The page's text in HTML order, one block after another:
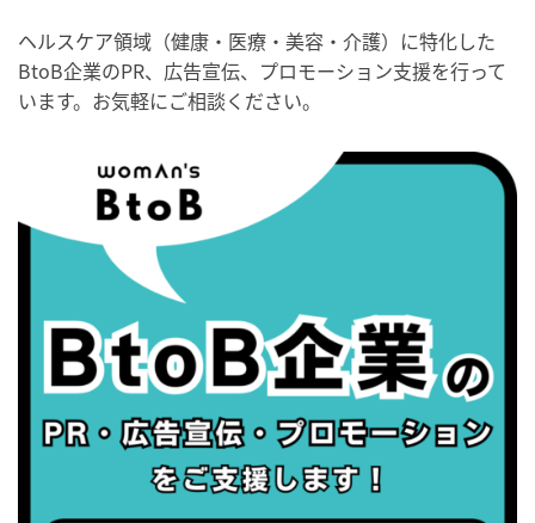
・健康増進普及月間
・歯ヂカラ探究月間
・秋の睡眠の日
2026/09/04(金)
・がん征圧月間
・世界アルツハイマー月間
・健康増進普及月間
・歯ヂカラ探究月間
・職場の健康診断実施強化月間
・世界性の健康デー
2026/09/05(土)
ヘルスケア領域（健康・医療・美容・介護）に特化した
BtoB企業のPR、広告宣伝、プロモーション支援を行って
います。お気軽にご相談ください。